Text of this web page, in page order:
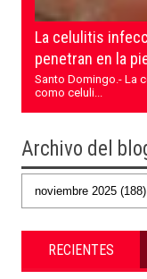
La celulitis
penetran en la
Santo Domingo.- La
como celuli...
Archivo del
RECIENTES